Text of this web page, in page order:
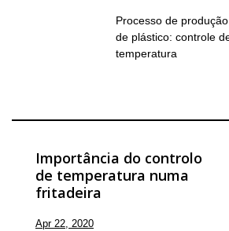
Processo de
de plástico: controle
temperatura
Importância do controlo
de temperatura numa
fritadeira
Apr 22, 2020